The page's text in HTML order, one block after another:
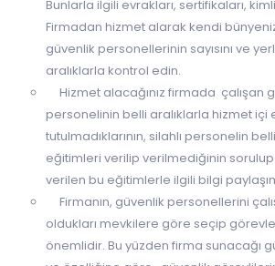
Bunlarla ilgili evrakları, sertifikaları,
Firmadan hizmet alarak kendi
güvenlik personellerinin sayısını ve
aralıklarla kontrol edin.
Hizmet alacağınız firmada çalışan
personelinin belli aralıklarla hizmet içi
tutulmadıklarının, silahlı personelin
eğitimleri verilip verilmediğinin
verilen bu eğitimlerle ilgili bilgi
Firmanın, güvenlik personellerini
oldukları mevkilere göre seçip
önemlidir. Bu yüzden firma sunacağı